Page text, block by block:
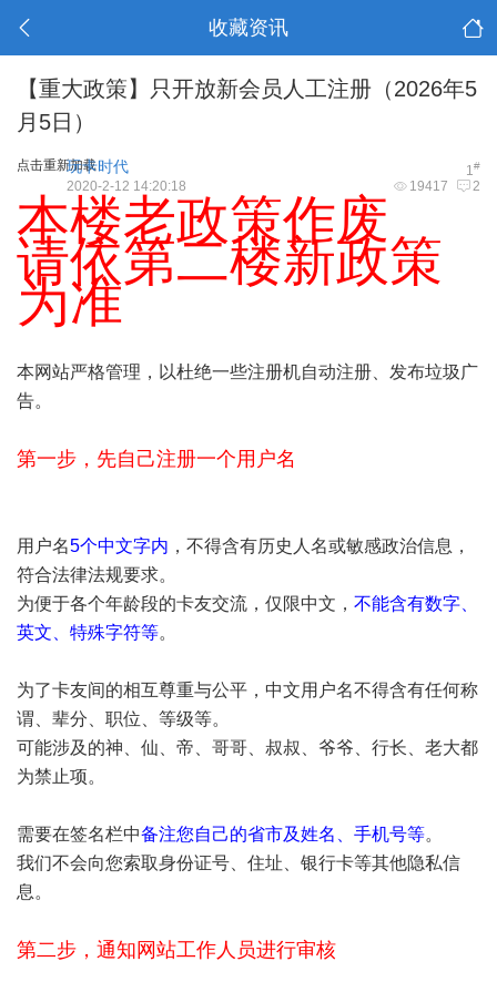
收藏资讯
【重大政策】只开放新会员人工注册（2026年5
月5日）
点击重新加载 1#
玩卡时代
19417 2
2020-2-12 14:20:18
本楼老政策作废
请依第二楼新政策
为准
本网站严格管理，以杜绝一些注册机自动注册、发布垃圾广
告。
第一步，先自己注册一个用户名
用户名5个中文字内 ，不得含有历史人名或敏感政治信息，
符合法律法规要求。
为便于各个年龄段的卡友交流，仅限中文， 不能含有数字、
英文、特殊字符等。
为了卡友间的相互尊重与公平，中文用户名不得含有任何称
谓、辈分、职位、等级等。
可能涉及的神、仙、帝、哥哥、叔叔、爷爷、行长、老大都
为禁止项。
需要在签名栏中备注您自己的省市及姓名、手机号等。
我们不会向您索取身份证号、住址、银行卡等其他隐私信
息。
第二步，通知网站工作人员进行审核